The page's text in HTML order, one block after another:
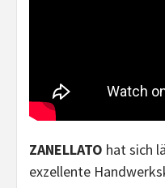
ZANELLATO hat sich
exzellente